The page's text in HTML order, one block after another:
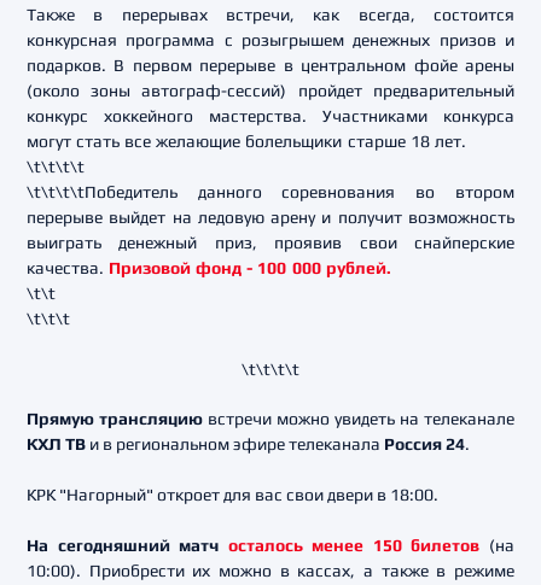
Также в перерывах встречи, как всегда, состоится
конкурсная программа с розыгрышем денежных призов и
подарков. В первом перерыве в центральном фойе арены
(около зоны автограф-сессий) пройдет предварительный
конкурс хоккейного мастерства. Участниками конкурса
могут стать все желающие болельщики старше 18 лет.
\t\t\t\t
\t\t\t\tПобедитель данного соревнования во втором
перерыве выйдет на ледовую арену и получит возможность
выиграть денежный приз, проявив свои снайперские
качества. Призовой фонд - 100 000 рублей.
\t\t
\t\t\t
\t\t\t\t
Прямую трансляцию встречи можно увидеть на телеканале
КХЛ ТВ и в региональном эфире телеканала Россия 24.
КРК "Нагорный" откроет для вас свои двери в 18:00.
На сегодняшний матч осталось менее 150 билетов (на
10:00). Приобрести их можно в кассах, а также в режиме